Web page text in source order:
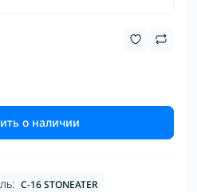
о наличии
C-16 STONEATER